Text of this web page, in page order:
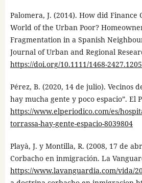
Palomera, J. (2014). How did
World of the Urban Poor?
Fragmentation in a Spanish
Journal of Urban and Regional
https://doi.org/10.1111/1468-
Pérez, B. (2020, 14 de julio). Vecinos
hay mucha gente y poco espacio”. El
https://www.elperiodico.com/es/
torrassa-hay-gente-espacio-8039804
Playà, J. y Montilla, R. (2008, 17 de
Corbacho en inmigración. La
https://www.lavanguardia.com/vida/